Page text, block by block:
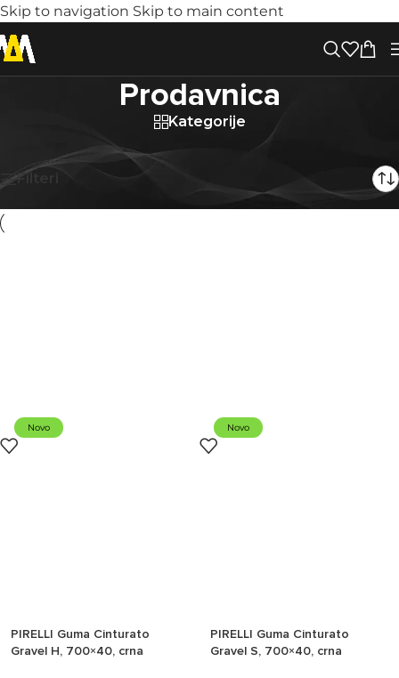
Skip to navigation Skip to main content
Prodavnica
Kategorije
Prikaz 1–40 od 2235 rezultata
Filteri
Novo
PIRELLI Guma Cinturato
Gravel H, 700×40, crna
Novo
PIRELLI Guma Cinturato
Gravel S, 700×40, crna